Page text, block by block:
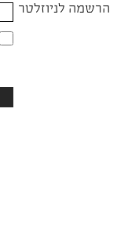
הרשמה לניוזלטר